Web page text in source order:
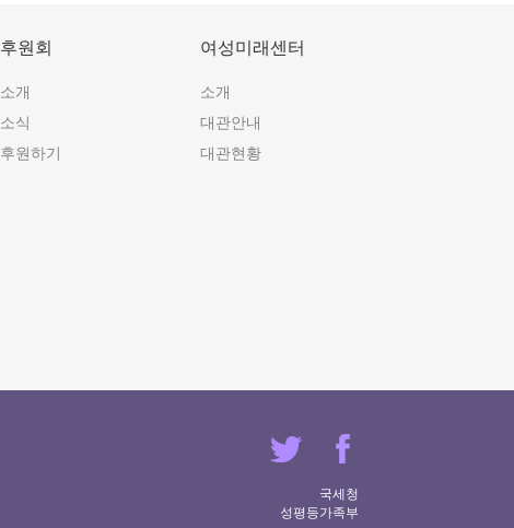
후원회
소개
소식
후원하기
여성미래센터
소개
대관안내
대관현황
국세청
성평등가족부